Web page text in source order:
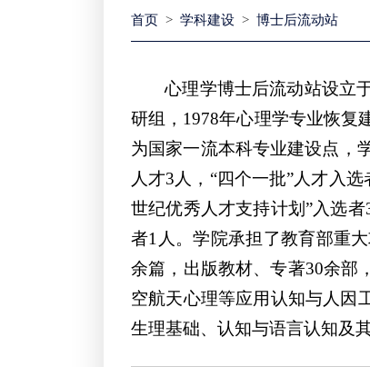
首页 > 学科建设 > 博士后流动站
心理学博士后流动站设立
研组，1978年心理学专业恢复
为国家一流本科专业建设点，
人才3人，“四个一批”人才入
世纪优秀人才支持计划”入选
者1人。学院承担了教育部重
余篇，出版教材、专著30余部
空航天心理等应用认知与人因
生理基础、认知与语言认知及